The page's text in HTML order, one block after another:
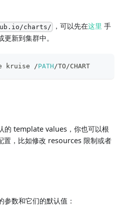
charts/ ，可以先在这里 手
新到集群中。
kruise /PATH /TO/CHART
的 template values，你也可以根
置，比如修改 resources 限制或者
数和它们的默认值：